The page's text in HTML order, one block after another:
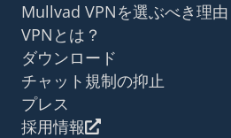
Mullvad VPNを選ぶべき理由
VPNとは？
ダウンロード
チャット規制の抑止
プレス
採用情報